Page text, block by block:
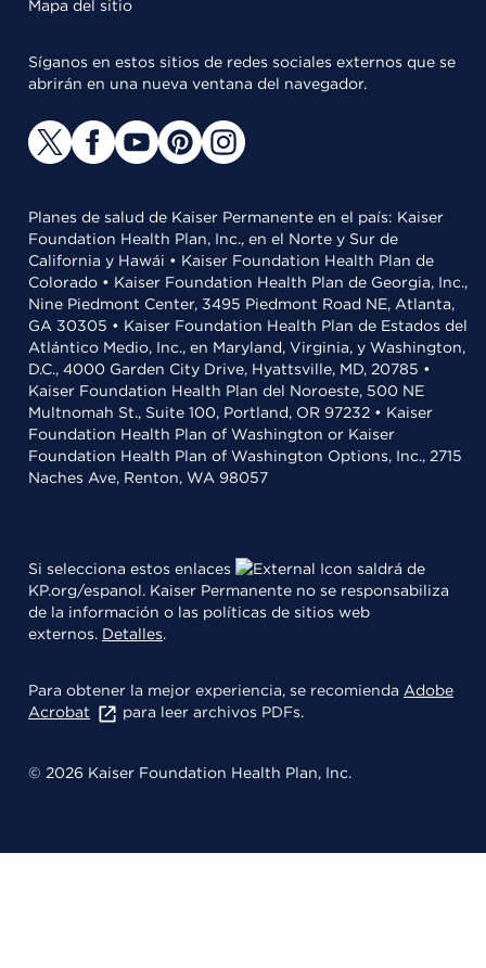
Mapa del sitio
Síganos en estos sitios de redes sociales externos que se
abrirán en una nueva ventana del navegador.
Planes de salud de Kaiser Permanente en el país: Kaiser
Foundation Health Plan, Inc., en el Norte y Sur de
California y Hawái • Kaiser Foundation Health Plan de
Colorado • Kaiser Foundation Health Plan de Georgia, Inc.,
Nine Piedmont Center, 3495 Piedmont Road NE, Atlanta,
GA 30305 • Kaiser Foundation Health Plan de Estados del
Atlántico Medio, Inc., en Maryland, Virginia, y Washington,
D.C., 4000 Garden City Drive, Hyattsville, MD, 20785 •
Kaiser Foundation Health Plan del Noroeste, 500 NE
Multnomah St., Suite 100, Portland, OR 97232 • Kaiser
Foundation Health Plan of Washington or Kaiser
Foundation Health Plan of Washington Options, Inc., 2715
Naches Ave, Renton, WA 98057
Si selecciona estos enlaces
saldrá de
KP.org/espanol. Kaiser Permanente no se responsabiliza
de la información o las políticas de sitios web
externos. Detalles.
Para obtener la mejor experiencia, se recomienda Adobe
Acrobat
para leer archivos PDFs.
© 2026 Kaiser Foundation Health Plan, Inc.